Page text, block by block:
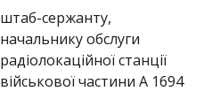
штаб-сержанту,
начальнику обслуги
радіолокаційної станції
військової частини А 1694